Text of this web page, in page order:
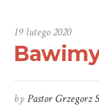
19 lutego 2020
byPastor Grzegorz